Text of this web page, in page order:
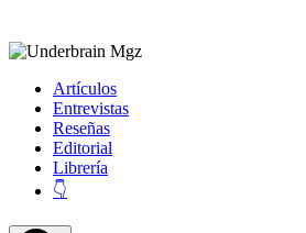
Artículos
Entrevistas
Reseñas
Editorial
Librería
👇